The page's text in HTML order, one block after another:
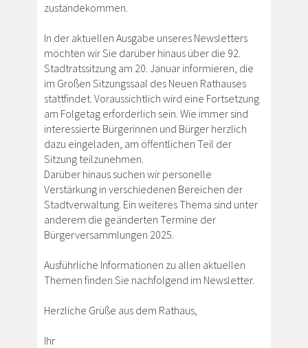
zustandekommen.
In der aktuellen Ausgabe unseres Newsletters
möchten wir Sie darüber hinaus über die 92.
Stadtratssitzung am 20. Januar informieren, die
im Großen Sitzungssaal des Neuen Rathauses
stattfindet. Voraussichtlich wird eine Fortsetzung
am Folgetag erforderlich sein. Wie immer sind
interessierte Bürgerinnen und Bürger herzlich
dazu eingeladen, am öffentlichen Teil der
Sitzung teilzunehmen.
Darüber hinaus suchen wir personelle
Verstärkung in verschiedenen Bereichen der
Stadtverwaltung. Ein weiteres Thema sind unter
anderem die geänderten Termine der
Bürgerversammlungen 2025.
Ausführliche Informationen zu allen aktuellen
Themen finden Sie nachfolgend im Newsletter.
Herzliche Grüße aus dem Rathaus,
Ihr